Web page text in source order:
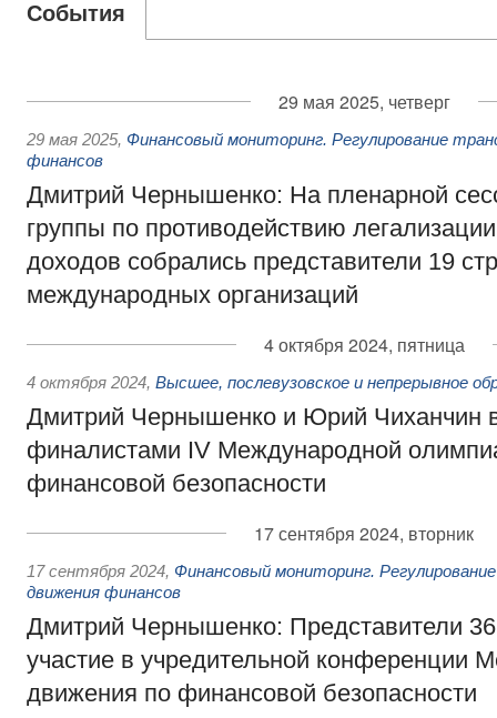
События
29 мая 2025, четверг
29 мая 2025, Финансовый мониторинг. Регулирование
финансов
Дмитрий Чернышенко: На пленарной
группы по противодействию
доходов собрались представители 19
международных организаций
4 октября 2024, пятница
4 октября 2024, Высшее, послевузовское и непрерывное
Дмитрий Чернышенко и Юрий Чиханчин
финалистами IV Международной
финансовой безопасности
17 сентября 2024, вторник
17 сентября 2024, Финансовый мониторинг.
движения финансов
Дмитрий Чернышенко: Представители
участие в учредительной конференции
движения по финансовой безопасности